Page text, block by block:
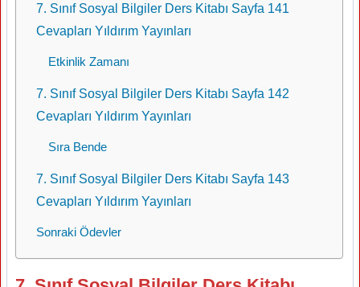
7. Sınıf Sosyal Bilgiler Ders Kitabı Sayfa 141
Cevapları Yıldırım Yayınları
Etkinlik Zamanı
7. Sınıf Sosyal Bilgiler Ders Kitabı Sayfa 142
Cevapları Yıldırım Yayınları
Sıra Bende
7. Sınıf Sosyal Bilgiler Ders Kitabı Sayfa 143
Cevapları Yıldırım Yayınları
Sonraki Ödevler